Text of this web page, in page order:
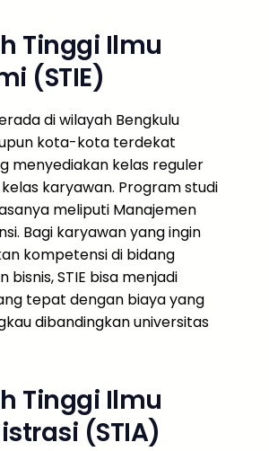
Tinggi Ilmu
(STIE)
di wilayah Bengkulu
kota-kota terdekat
menyediakan kelas reguler
karyawan. Program studi
meliputi Manajemen
Bagi karyawan yang ingin
kompetensi di bidang
bisnis, STIE bisa menjadi
tepat dengan biaya yang
dibandingkan universitas
Tinggi Ilmu
(STIA)